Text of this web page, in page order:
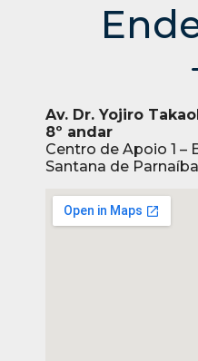
Av. Dr. Yojiro
8º andar
Centro de Apoio 1 –
Santana de